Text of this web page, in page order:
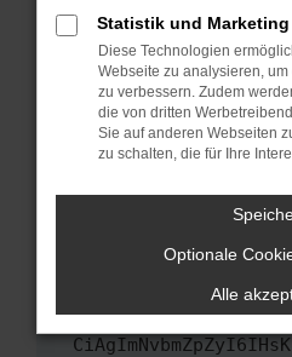
Veraltete Software birgt
Sicherheitsrisiko,
führen, dass
unterstützt werden.
Wende dich an den
Wenn du alle oben
versuchen, das Problem
Fehlersuche zu
Statistik und Marketing
Diese Technologien
Webseite zu analysieren,
zu verbessern. Zudem
die von dritten
Sie auf anderen Webseiten
zu schalten, die für Ihre
Optionale
Alle